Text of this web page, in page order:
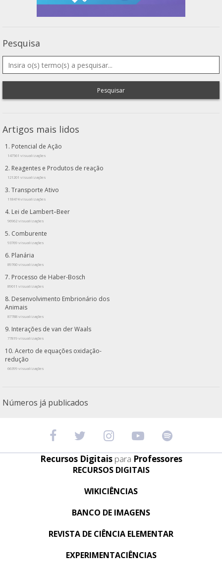
Pesquisa
Pesquisar
Artigos mais lidos
Potencial de Ação
147561 visualizações
Reagentes e Produtos de reação
121201 visualizações
Transporte Ativo
118474 visualizações
Lei de Lambert–Beer
96962 visualizações
Comburente
93769 visualizações
Planária
89760 visualizações
Processo de Haber-Bosch
89011 visualizações
Desenvolvimento Embrionário dos
Animais
87788 visualizações
Interações de van der Waals
77819 visualizações
Acerto de equações oxidação-
redução
66399 visualizações
Números já publicados
Recursos Digitais para Professores
RECURSOS DIGITAIS
WIKICIÊNCIAS
BANCO DE IMAGENS
REVISTA DE CIÊNCIA ELEMENTAR
EXPERIMENTACIÊNCIAS